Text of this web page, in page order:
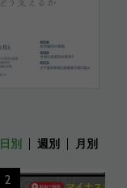
日別 週別 月別
2